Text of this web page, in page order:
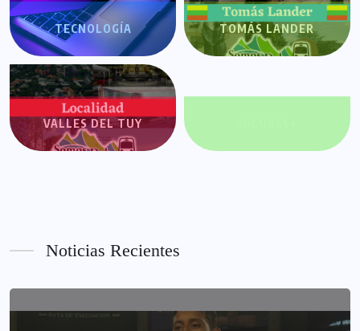
TECNOLOGÍA TOMÁS LANDER
VALLES DEL TUY
Noticias Recientes